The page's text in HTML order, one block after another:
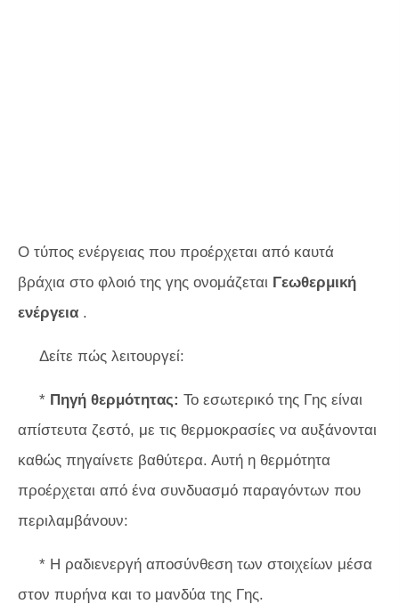
Ο τύπος ενέργειας που προέρχεται από καυτά
βράχια στο φλοιό της γης ονομάζεται Γεωθερμική
ενέργεια .
Δείτε πώς λειτουργεί:
* Πηγή θερμότητας: Το εσωτερικό της Γης είναι
απίστευτα ζεστό, με τις θερμοκρασίες να αυξάνονται
καθώς πηγαίνετε βαθύτερα. Αυτή η θερμότητα
προέρχεται από ένα συνδυασμό παραγόντων που
περιλαμβάνουν:
* Η ραδιενεργή αποσύνθεση των στοιχείων μέσα
στον πυρήνα και το μανδύα της Γης.